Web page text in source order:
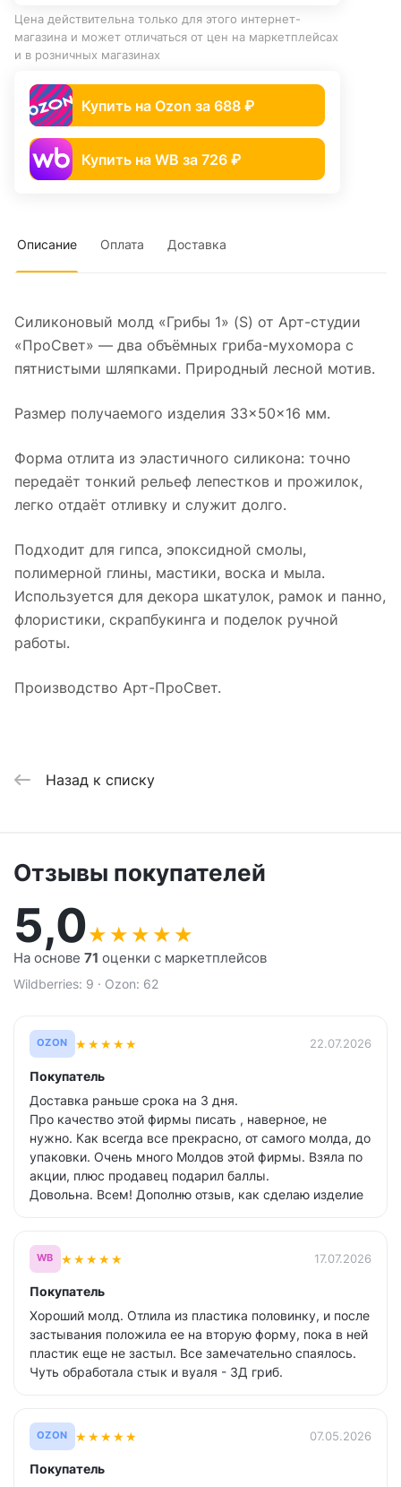
Цена действительна только для этого интернет-
магазина и может отличаться от цен на маркетплейсах
и в розничных магазинах
Купить на Ozon за 688 ₽
Купить на WB за 726 ₽
Описание Оплата Доставка
Силиконовый молд «Грибы 1» (S) от Арт-студии
«ПроСвет» — два объёмных гриба-мухомора с
пятнистыми шляпками. Природный лесной мотив.
Размер получаемого изделия 33×50×16 мм.
Форма отлита из эластичного силикона: точно
передаёт тонкий рельеф лепестков и прожилок,
легко отдаёт отливку и служит долго.
Подходит для гипса, эпоксидной смолы,
полимерной глины, мастики, воска и мыла.
Используется для декора шкатулок, рамок и панно,
флористики, скрапбукинга и поделок ручной
работы.
Производство Арт-ПроСвет.
Назад к списку
Отзывы покупателей
5,0★ ★ ★ ★ ★
На основе 71 оценки с маркетплейсов
Wildberries: 9 · Ozon: 62
OZON ★★★★★ 22.07.2026
Покупатель
Доставка раньше срока на 3 дня.
Про качество этой фирмы писать , наверное, не
нужно. Как всегда все прекрасно, от самого молда, до
упаковки. Очень много Молдов этой фирмы. Взяла по
акции, плюс продавец подарил баллы.
Довольна. Всем! Дополню отзыв, как сделаю изделие
WB ★★★★★ 17.07.2026
Покупатель
Хороший молд. Отлила из пластика половинку, и после
застывания положила ее на вторую форму, пока в ней
пластик еще не застыл. Все замечательно спаялось.
Чуть обработала стык и вуаля - 3Д гриб.
OZON ★★★★★ 07.05.2026
Покупатель